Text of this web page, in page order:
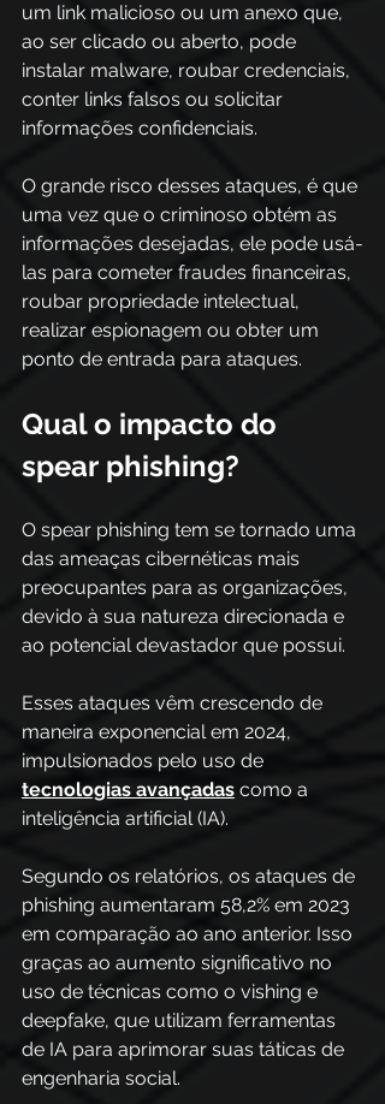
um link malicioso ou um anexo que,
ao ser clicado ou aberto, pode
instalar malware, roubar credenciais,
conter links falsos ou solicitar
informações confidenciais.
O grande risco desses ataques, é que
uma vez que o criminoso obtém as
informações desejadas, ele pode usá-
las para cometer fraudes financeiras,
roubar propriedade intelectual,
realizar espionagem ou obter um
ponto de entrada para ataques.
Qual o impacto do
spear phishing?
O spear phishing tem se tornado uma
das ameaças cibernéticas mais
preocupantes para as organizações,
devido à sua natureza direcionada e
ao potencial devastador que possui.
Esses ataques vêm crescendo de
maneira exponencial em 2024,
impulsionados pelo uso de
tecnologias avançadas como a
inteligência artificial (IA).
Segundo os relatórios, os ataques de
phishing aumentaram 58,2% em 2023
em comparação ao ano anterior. Isso
graças ao aumento significativo no
uso de técnicas como o vishing e
deepfake, que utilizam ferramentas
de IA para aprimorar suas táticas de
engenharia social.